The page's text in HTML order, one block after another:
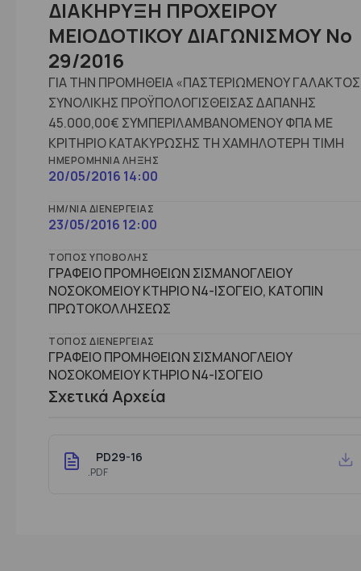
ΔΙΑΚΗΡΥΞΗ ΠΡΟΧΕΙΡΟΥ
ΜΕΙΟΔΟΤΙΚΟΥ ΔΙΑΓΩΝΙΣΜΟΥ No
29/2016
ΓΙΑ ΤΗΝ ΠΡΟΜΗΘΕΙΑ «ΠΑΣΤΕΡΙΩΜΕΝΟΥ
ΣΥΝΟΛΙΚΗΣ ΠΡΟΫΠΟΛΟΓΙΣΘΕΙΣΑΣ ΔΑΠΑΝΗΣ
45.000,00€ ΣΥΜΠΕΡΙΛΑΜΒΑΝΟΜΕΝΟΥ ΦΠΑ ΜΕ
ΚΡΙΤΗΡΙΟ ΚΑΤΑΚΥΡΩΣΗΣ ΤΗ ΧΑΜΗΛΟΤΕΡΗ ΤΙΜΗ
ΗΜΕΡΟΜΗΝΊΑ ΛΉΞΗΣ
20/05/2016 14:00
ΗΜ/ΝΊΑ ΔΙΕΝΈΡΓΕΙΑΣ
23/05/2016 12:00
ΤΌΠΟΣ ΥΠΟΒΟΛΉΣ
ΓΡΑΦΕΙΟ ΠΡΟΜΗΘΕΙΩΝ ΣΙΣΜΑΝΟΓΛΕΙΟΥ
ΝΟΣΟΚΟΜΕΙΟΥ ΚΤΗΡΙΟ Ν4-ΙΣΟΓΕΙΟ, ΚΑΤΟΠΙΝ
ΠΡΩΤΟΚΟΛΛΗΣΕΩΣ
ΤΌΠΟΣ ΔΙΕΝΈΡΓΕΙΑΣ
ΓΡΑΦΕΙΟ ΠΡΟΜΗΘΕΙΩΝ ΣΙΣΜΑΝΟΓΛΕΙΟΥ
ΝΟΣΟΚΟΜΕΙΟΥ ΚΤHΡΙΟ Ν4-ΙΣΟΓΕΙΟ
Σχετικά Αρχεία
PD29-16
.PDF